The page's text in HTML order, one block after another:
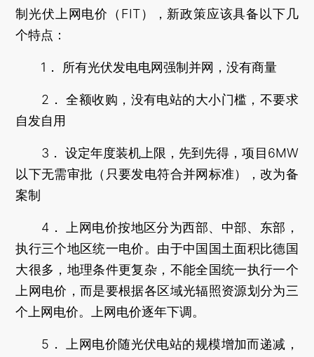
制光伏上网电价（FIT），新政策应该具备以下几
个特点：
1． 所有光伏发电电网强制并网，没有商量
2． 全额收购，没有电站的大小门槛，不要求
自发自用
3． 设定年度装机上限，先到先得，项目6MW
以下无需审批（只要发电符合并网标准），改为备
案制
4． 上网电价按地区分为西部、中部、东部，
执行三个地区统一电价。由于中国国土面积比德国
大很多，地理条件更复杂，不能全国统一执行一个
上网电价，而是要根据各区域光辐照资源划分为三
个上网电价。上网电价逐年下调。
5． 上网电价随光伏电站的规模增加而递减，